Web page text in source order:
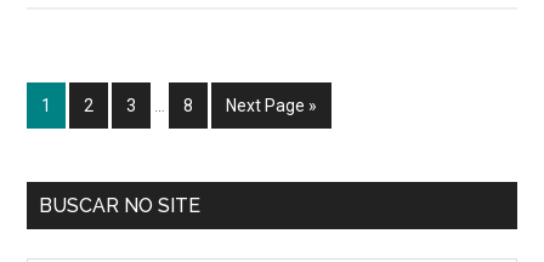
1 2 3 … 8 Next Page »
BUSCAR NO SITE